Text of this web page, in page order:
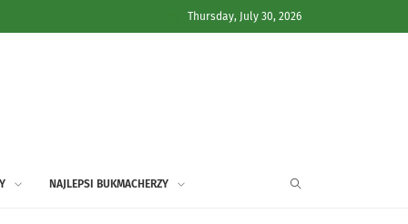
Thursday, July 30, 2026
NAJLEPSI BUKMACHERZY